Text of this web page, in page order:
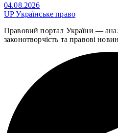
04.08.2026
UPУкраїнське право
Правовий портал України —
законотворчість та правові